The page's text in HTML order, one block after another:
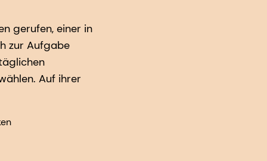
gerufen, einer in
zur Aufgabe
Auf ihrer